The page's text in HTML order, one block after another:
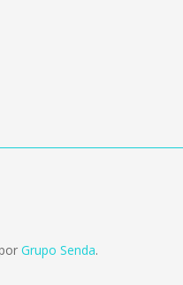
Grupo Senda.